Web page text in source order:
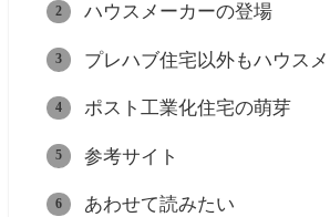
ハウスメーカーの登場
プレハブ住宅以外もハウス
ポスト工業化住宅の萌芽
参考サイト
あわせて読みたい